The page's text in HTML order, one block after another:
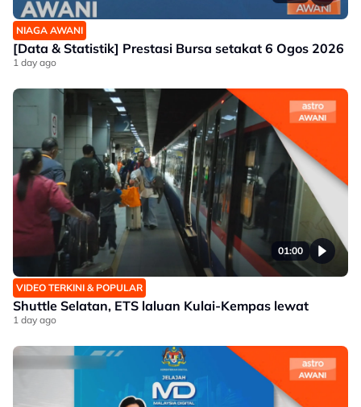
NIAGA AWANI
[Data & Statistik] Prestasi Bursa setakat 6 Ogos 2026
1 day ago
01:00
VIDEO TERKINI & POPULAR
Shuttle Selatan, ETS laluan Kulai-Kempas lewat
1 day ago